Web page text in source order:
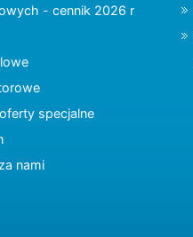
- cennik 2026 r
specjalne
nami